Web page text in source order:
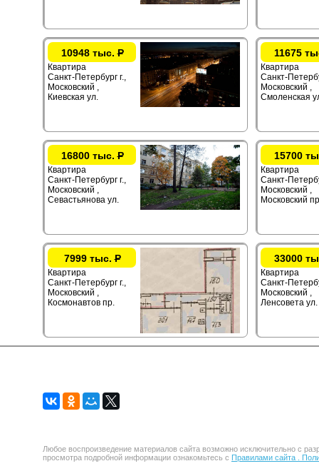
10948 тыс.Р
Квартира
Санкт-Петербург г.,
Московский ,
Киевская ул.
11675
Квартира
Санкт-
Московский ,
Смоленская
16800 тыс.Р
Квартира
Санкт-Петербург г.,
Московский ,
Севастьянова ул.
15700
Квартира
Санкт-
Московский ,
Московский
7999 тыс.Р
Квартира
Санкт-Петербург г.,
Московский ,
Космонавтов пр.
33000
Квартира
Санкт-
Московский ,
Ленсовета ул.
Любое воспроизведение материалов сайта возможно исключительно с
просмотра подробной информации ознакомьтесь с Правилами сайта .